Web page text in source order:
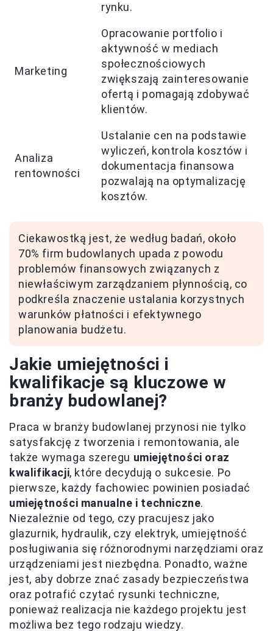
rynku.
Marketing
Opracowanie portfolio i
aktywność w mediach
społecznościowych
zwiększają zainteresowanie
ofertą i pomagają zdobywać
klientów.
Analiza
rentowności
Ustalanie cen na podstawie
wyliczeń, kontrola kosztów i
dokumentacja finansowa
pozwalają na optymalizację
kosztów.
Ciekawostką jest, że według badań, około
70% firm budowlanych upada z powodu
problemów finansowych związanych z
niewłaściwym zarządzaniem płynnością, co
podkreśla znaczenie ustalania korzystnych
warunków płatności i efektywnego
planowania budżetu.
Jakie umiejętności i
kwalifikacje są kluczowe w
branży budowlanej?
Praca w branży budowlanej przynosi nie tylko
satysfakcję z tworzenia i remontowania, ale
także wymaga szeregu umiejętności oraz
kwalifikacji, które decydują o sukcesie. Po
pierwsze, każdy fachowiec powinien posiadać
umiejętności manualne i techniczne.
Niezależnie od tego, czy pracujesz jako
glazurnik, hydraulik, czy elektryk, umiejętność
posługiwania się różnorodnymi narzędziami oraz
urządzeniami jest niezbędna. Ponadto, ważne
jest, aby dobrze znać zasady bezpieczeństwa
oraz potrafić czytać rysunki techniczne,
ponieważ realizacja nie każdego projektu jest
możliwa bez tego rodzaju wiedzy.